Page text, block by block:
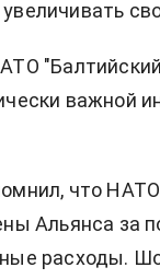
важной
что
Альянса за
расходы.